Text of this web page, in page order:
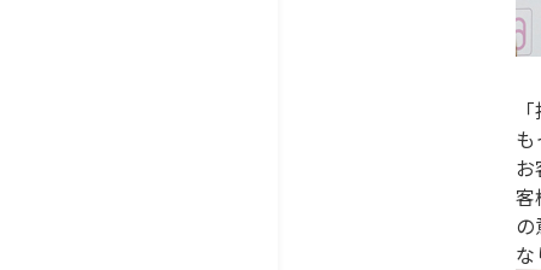
客
な